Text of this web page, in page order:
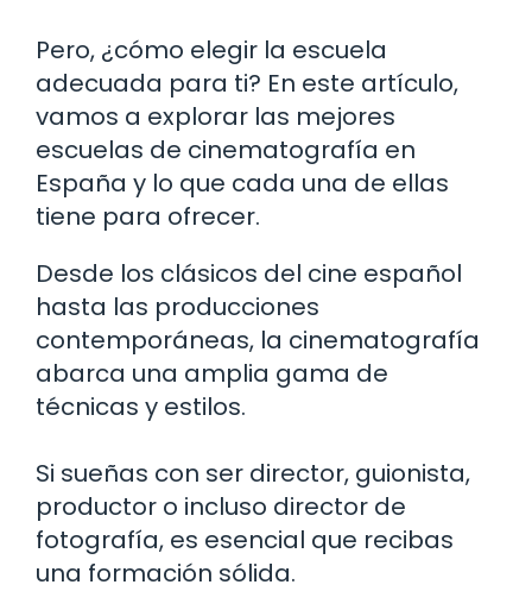
Pero, ¿cómo elegir la escuela
adecuada para ti? En este artículo,
vamos a explorar las mejores
escuelas de cinematografía en
España y lo que cada una de ellas
tiene para ofrecer.
Desde los clásicos del cine español
hasta las producciones
contemporáneas, la cinematografía
abarca una amplia gama de
técnicas y estilos.
Si sueñas con ser director, guionista,
productor o incluso director de
fotografía, es esencial que recibas
una formación sólida.